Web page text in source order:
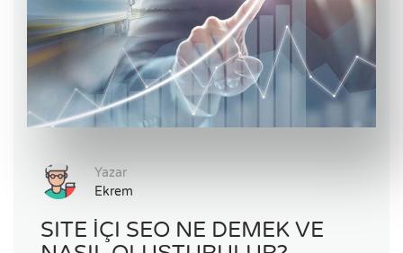
Yazar
Ekrem
SITE İÇI SEO NE DEMEK VE